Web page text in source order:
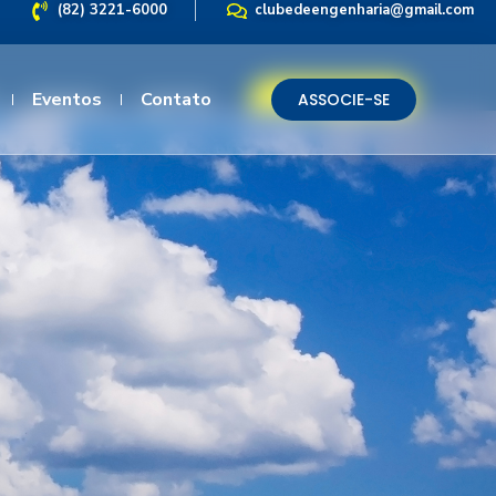
(82) 3221-6000 clubedeengenharia@gmail.com
Eventos Contato ASSOCIE-SE
Eventos Contato ASSOCIE-SE